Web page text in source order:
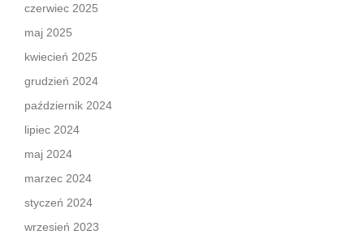
czerwiec 2025
maj 2025
kwiecień 2025
grudzień 2024
październik 2024
lipiec 2024
maj 2024
marzec 2024
styczeń 2024
wrzesień 2023